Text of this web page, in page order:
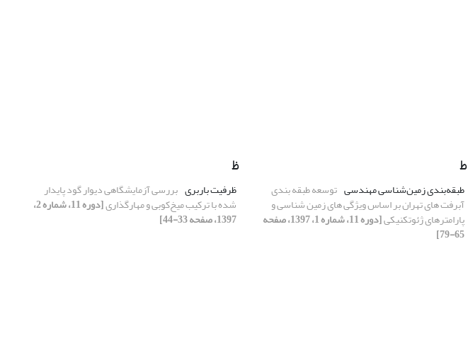
ط
طبقه‌بندی زمین‌شناسی مهندسی توسعه طبقه بندی
آبرفت های تهران بر اساس ویژگی های زمین شناسی و
پارامترهای ژئوتکنیکی [دوره 11، شماره 1، 1397، صفحه
65-79]
ظ
ظرفیت باربری بررسی آزمایشگاهی دیوار گود پایدار
شده با ترکیب میخ‌کوبی و مهارگذاری [دوره 11، شماره 2،
1397، صفحه 33-44]